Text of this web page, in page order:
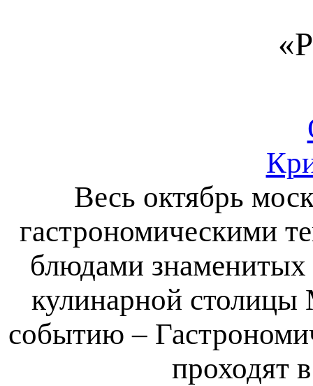
Весь октябрь
гастрономическими
блюдами
кулинарной столицы
событию –
проходят